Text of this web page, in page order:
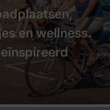
en wellness.